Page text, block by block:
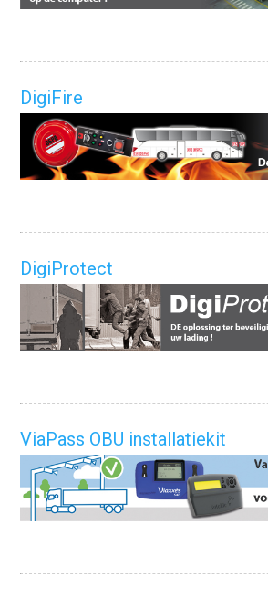
DigiFire
DigiProtect
ViaPass OBU installatiekit